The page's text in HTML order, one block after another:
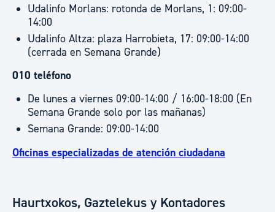
Udalinfo Morlans: rotonda de Morlans, 1: 09:00-
14:00
Udalinfo Altza: plaza Harrobieta, 17: 09:00-14:00
(cerrada en Semana Grande)
010 teléfono
De lunes a viernes 09:00-14:00 / 16:00-18:00 (En
Semana Grande solo por las mañanas)
Semana Grande: 09:00-14:00
Oficinas especializadas de atención ciudadana
Haurtxokos, Gaztelekus y Kontadores